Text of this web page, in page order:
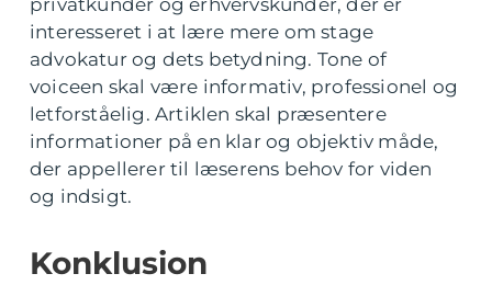
interesseret i at lære mere om stage
advokatur og dets betydning. Tone of
voiceen skal være informativ, professionel og
letforståelig. Artiklen skal præsentere
informationer på en klar og objektiv måde,
der appellerer til læserens behov for viden
og indsigt.
Konklusion